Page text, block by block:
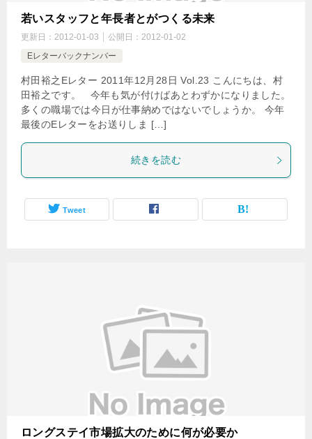
若いスタッフと年長者とがつくる未来
更新日： 2012-01-03 公開日： 2012-01-02
Eレターバックナンバー
村田裕之Eレター 2011年12月28日 Vol.23 こんにちは、村
田裕之です。 今年も気が付けばあとわずかになりました。
多くの職場では今日が仕事納めではないでしょうか。 今年
最後のEレターをお送りしま […]
続きを読む
Tweet
ロングステイ市場拡大のために何が必要か